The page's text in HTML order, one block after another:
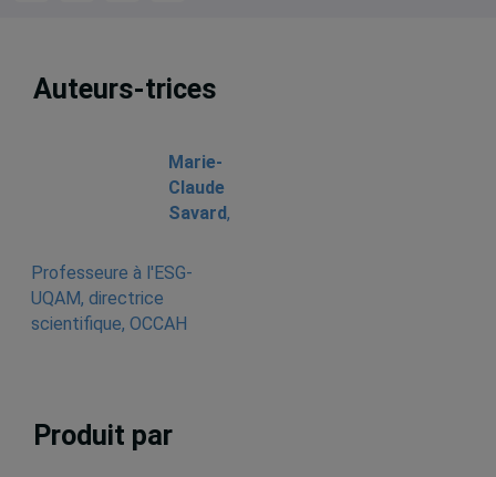
Auteurs-trices
Marie-
Claude
Savard,
Professeure à l'ESG-
UQAM, directrice
scientifique, OCCAH
Produit par